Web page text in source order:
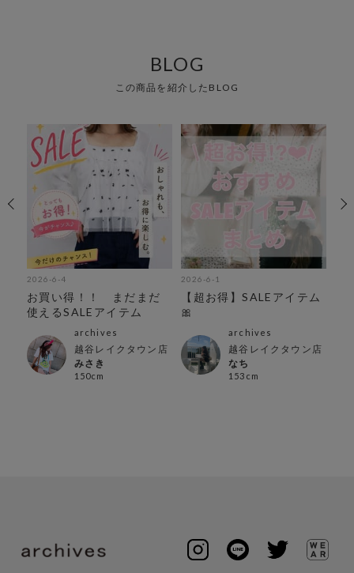
BLOG
この商品を紹介したBLOG
2026-6-4
お買い得！！ まだまだ
使えるSALEアイテム
archives
越谷レイクタウン店
みさき
150cm
2026-6-1
【超お得】SALEアイテム
🎀
archives
越谷レイクタウン店
なち
153cm